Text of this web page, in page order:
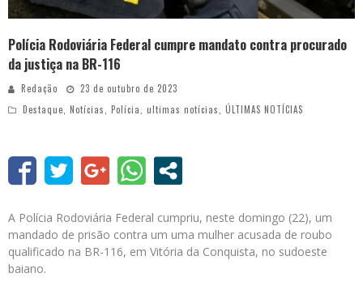
Polícia Rodoviária Federal cumpre mandato contra procurado
da justiça na BR-116
Redação
23 de outubro de 2023
Destaque, Notícias, Polícia, ultimas notícias, ÚLTIMAS NOTÍCIAS
A Polícia Rodoviária Federal cumpriu, neste domingo (22), um
mandado de prisão contra um uma mulher acusada de roubo
qualificado na BR-116, em Vitória da Conquista, no sudoeste
baiano.